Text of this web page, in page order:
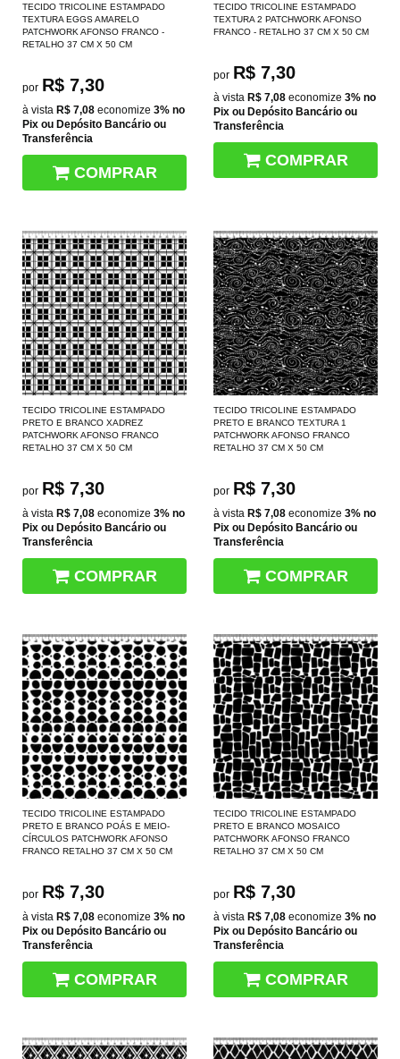
TECIDO TRICOLINE ESTAMPADO
TEXTURA EGGS AMARELO
PATCHWORK AFONSO FRANCO -
RETALHO 37 CM X 50 CM
por R$ 7,30
à vista R$ 7,08 economize 3% no
Pix ou Depósito Bancário ou
Transferência
COMPRAR
TECIDO TRICOLINE ESTAMPADO
TEXTURA 2 PATCHWORK AFONSO
FRANCO - RETALHO 37 CM X 50 CM
por R$ 7,30
à vista R$ 7,08 economize 3% no
Pix ou Depósito Bancário ou
Transferência
COMPRAR
TECIDO TRICOLINE ESTAMPADO
PRETO E BRANCO XADREZ
PATCHWORK AFONSO FRANCO
RETALHO 37 CM X 50 CM
por R$ 7,30
à vista R$ 7,08 economize 3% no
Pix ou Depósito Bancário ou
Transferência
COMPRAR
TECIDO TRICOLINE ESTAMPADO
PRETO E BRANCO TEXTURA 1
PATCHWORK AFONSO FRANCO
RETALHO 37 CM X 50 CM
por R$ 7,30
à vista R$ 7,08 economize 3% no
Pix ou Depósito Bancário ou
Transferência
COMPRAR
TECIDO TRICOLINE ESTAMPADO
PRETO E BRANCO POÁS E MEIO-
CÍRCULOS PATCHWORK AFONSO
FRANCO RETALHO 37 CM X 50 CM
por R$ 7,30
à vista R$ 7,08 economize 3% no
Pix ou Depósito Bancário ou
Transferência
COMPRAR
TECIDO TRICOLINE ESTAMPADO
PRETO E BRANCO MOSAICO
PATCHWORK AFONSO FRANCO
RETALHO 37 CM X 50 CM
por R$ 7,30
à vista R$ 7,08 economize 3% no
Pix ou Depósito Bancário ou
Transferência
COMPRAR